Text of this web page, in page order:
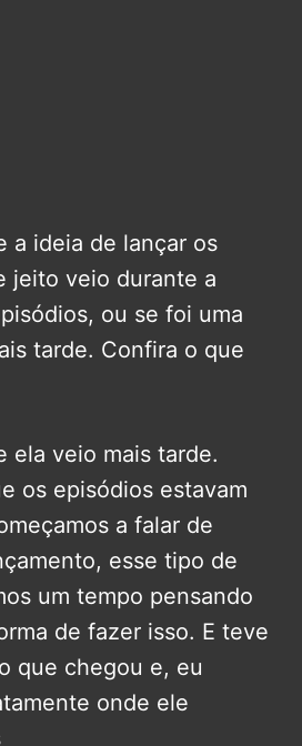
a ideia de lançar os
jeito veio durante a
ou se foi uma
tarde. Confira o que
ela veio mais tarde.
os episódios estavam
a falar de
esse tipo de
um tempo pensando
de fazer isso. E teve
que chegou e, eu
onde ele